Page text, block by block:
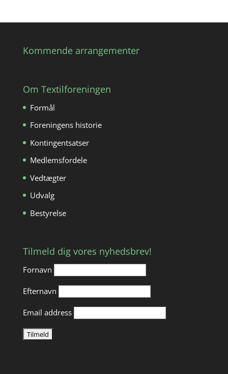
Kommende arrangementer
Om Textilforeningen
Formål
Foreningens historie
Kontingentsatser
Medlemsfordele
Vedtægter
Udvalg
Bestyrelse
Tilmeld dig vores nyhedsbrev!
Fornavn
Efternavn
Email address